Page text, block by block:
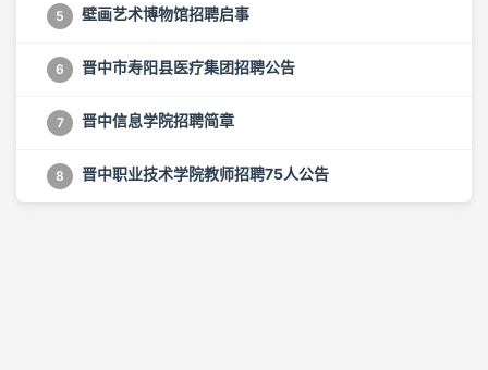
5 壁画艺术博物馆招聘启事
6 晋中市寿阳县医疗集团招聘公告
7 晋中信息学院招聘简章
8 晋中职业技术学院教师招聘75人公告